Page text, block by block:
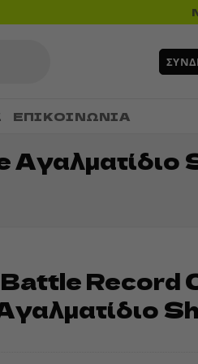
ΕΠΙΚΟΙΝΩΝΙΑ
Record